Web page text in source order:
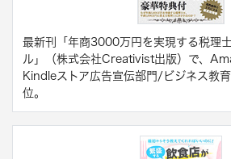
最新刊「年商3000万円を実現する税理
ル」（株式会社Creativist出版）で、
Kindleストア広告宣伝部門/ビジネス教
位。